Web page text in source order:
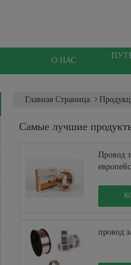
О НАС
Главная Страница
Самые лучшие
Провод
провод